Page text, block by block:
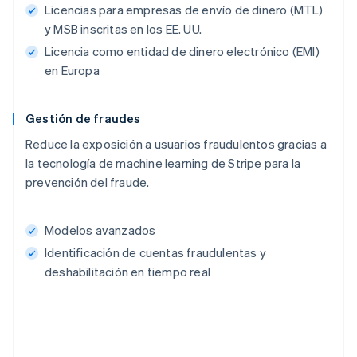
Licencias para empresas de envío de dinero (MTL)
y MSB inscritas en los EE. UU.
Licencia como entidad de dinero electrónico (EMI)
en Europa
Gestión de fraudes
Reduce la exposición a usuarios fraudulentos gracias a
la tecnología de machine learning de Stripe para la
prevención del fraude.
Modelos avanzados
Identificación de cuentas fraudulentas y
deshabilitación en tiempo real